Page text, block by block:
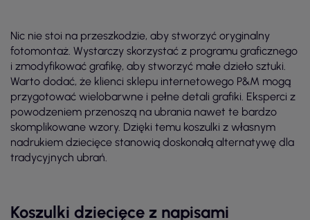
Nic nie stoi na przeszkodzie, aby stworzyć oryginalny
fotomontaż. Wystarczy skorzystać z programu graficznego
i zmodyfikować grafikę, aby stworzyć małe dzieło sztuki.
Warto dodać, że klienci sklepu internetowego P&M mogą
przygotować wielobarwne i pełne detali grafiki. Eksperci z
powodzeniem przenoszą na ubrania nawet te bardzo
skomplikowane wzory. Dzięki temu koszulki z własnym
nadrukiem dziecięce stanowią doskonałą alternatywę dla
tradycyjnych ubrań.
Koszulki dziecięce z napisami